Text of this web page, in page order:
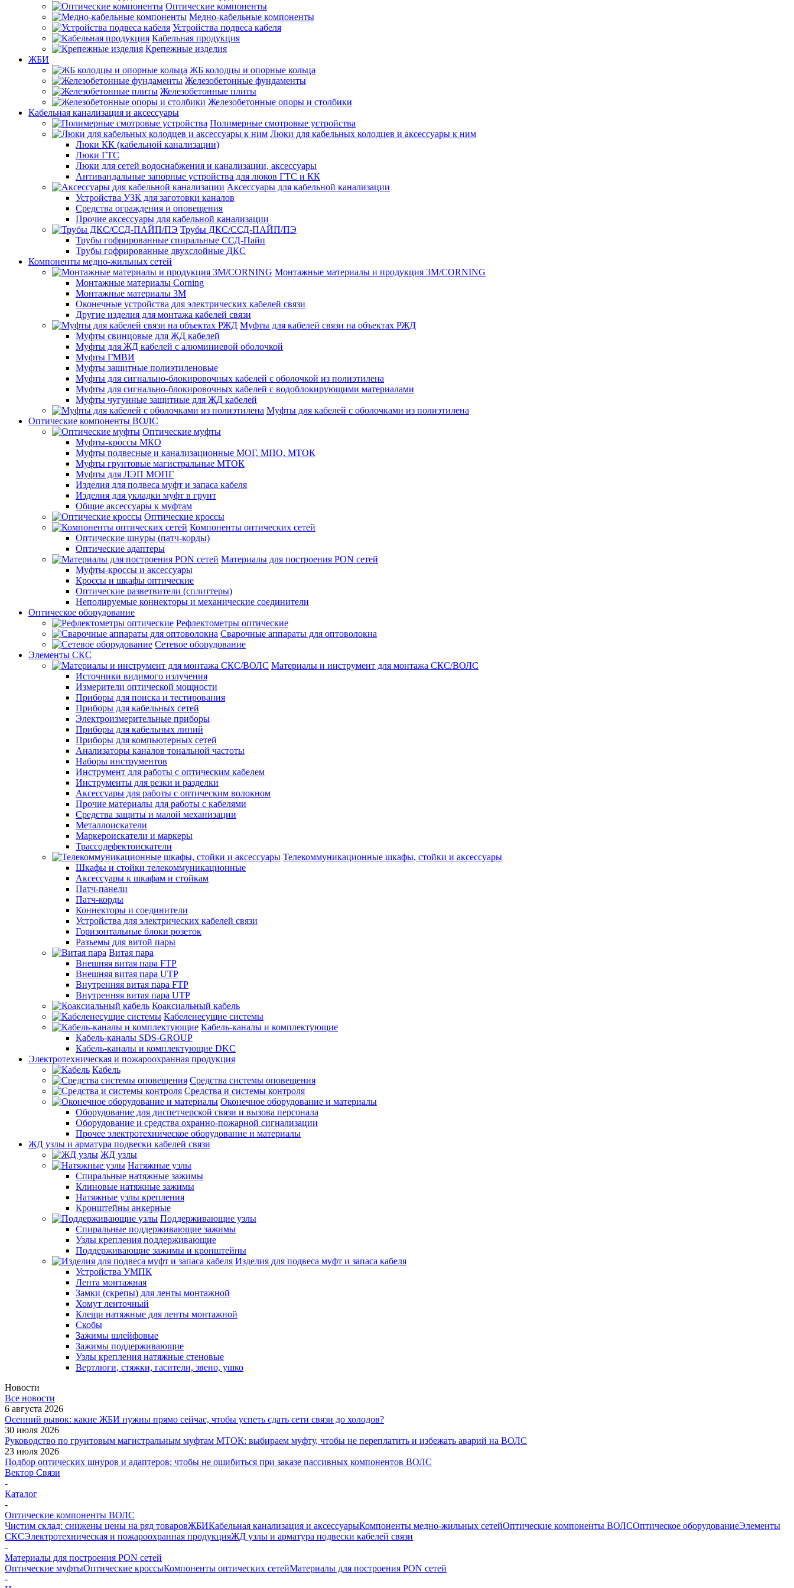
Оптические компоненты
Медно-кабельные компоненты
Устройства подвеса кабеля
Кабельная продукция
Крепежные изделия
ЖБИ
ЖБ колодцы и опорные кольца
Железобетонные фундаменты
Железобетонные плиты
Железобетонные опоры и столбики
Кабельная канализация и аксессуары
Полимерные смотровые устройства
Люки для кабельных колодцев и аксессуары к ним
Люки КК (кабельной канализации)
Люки ГТС
Люки для сетей водоснабжения и канализации, аксессуары
Антивандальные запорные устройства для люков ГТС и КК
Аксессуары для кабельной канализации
Устройства УЗК для заготовки каналов
Средства ограждения и оповещения
Прочие аксессуары для кабельной канализации
Трубы ДКС/ССД-ПАЙП/ПЭ
Трубы гофрированные спиральные ССД-Пайп
Трубы гофрированные двухслойные ДКС
Компоненты медно-жильных сетей
Монтажные материалы и продукция 3M/CORNING
Монтажные материалы Corning
Монтажные материалы 3M
Оконечные устройства для электрических кабелей связи
Другие изделия для монтажа кабелей связи
Муфты для кабелей связи на объектах РЖД
Муфты свинцовые для ЖД кабелей
Муфты для ЖД кабелей с алюминиевой оболочкой
Муфты ГМВИ
Муфты защитные полиэтиленовые
Муфты для сигнально-блокировочных кабелей с оболочкой из полиэтилена
Муфты для сигнально-блокировочных кабелей с водоблокирующими материалами
Муфты чугунные защитные для ЖД кабелей
Муфты для кабелей с оболочками из полиэтилена
Оптические компоненты ВОЛС
Оптические муфты
Муфты-кроссы МКО
Муфты подвесные и канализационные МОГ, МПО, МТОК
Муфты грунтовые магистральные МТОК
Муфты для ЛЭП МОПГ
Изделия для подвеса муфт и запаса кабеля
Изделия для укладки муфт в грунт
Общие аксессуары к муфтам
Оптические кроссы
Компоненты оптических сетей
Оптические шнуры (патч-корды)
Оптические адаптеры
Материалы для построения PON сетей
Муфты-кроссы и аксессуары
Кроссы и шкафы оптические
Оптические разветвители (сплиттеры)
Неполируемые коннекторы и механические соединители
Оптическое оборудование
Рефлектометры оптические
Сварочные аппараты для оптоволокна
Сетевое оборудование
Элементы СКС
Материалы и инструмент для монтажа СКС/ВОЛС
Источники видимого излучения
Измерители оптической мощности
Приборы для поиска и тестирования
Приборы для кабельных сетей
Электроизмерительные приборы
Приборы для кабельных линий
Приборы для компьютерных сетей
Анализаторы каналов тональной частоты
Наборы инструментов
Инструмент для работы с оптическим кабелем
Инструменты для резки и разделки
Аксессуары для работы с оптическим волокном
Прочие материалы для работы с кабелями
Средства защиты и малой механизации
Металлоискатели
Маркероискатели и маркеры
Трассодефектоискатели
Телекоммуникационные шкафы, стойки и аксессуары
Шкафы и стойки телекоммуникационные
Аксессуары к шкафам и стойкам
Патч-панели
Патч-корды
Коннекторы и соединители
Устройства для электрических кабелей связи
Горизонтальные блоки розеток
Разъемы для витой пары
Витая пара
Внешняя витая пара FTP
Внешняя витая пара UTP
Внутренняя витая пара FTP
Внутренняя витая пара UTP
Коаксиальный кабель
Кабеленесущие системы
Кабель-каналы и комплектующие
Кабель-каналы SDS-GROUP
Кабель-каналы и комплектующие DKC
Электротехническая и пожароохранная продукция
Кабель
Средства системы оповещения
Средства и системы контроля
Оконечное оборудование и материалы
Оборудование для диспетчерской связи и вызова персонала
Оборудование и средства охранно-пожарной сигнализации
Прочее электротехническое оборудование и материалы
ЖД узлы и арматура подвески кабелей связи
ЖД узлы
Натяжные узлы
Спиральные натяжные зажимы
Клиновые натяжные зажимы
Натяжные узлы крепления
Кронштейны анкерные
Поддерживающие узлы
Спиральные поддерживающие зажимы
Узлы крепления поддерживающие
Поддерживающие зажимы и кронштейны
Изделия для подвеса муфт и запаса кабеля
Устройства УМПК
Лента монтажная
Замки (скрепы) для ленты монтажной
Хомут ленточный
Клещи натяжные для ленты монтажной
Скобы
Зажимы шлейфовые
Зажимы поддерживающие
Узлы крепления натяжные стеновые
Вертлюги, стяжки, гасители, звено, ушко
Новости
Все новости
6 августа 2026
Осенний рывок: какие ЖБИ нужны прямо сейчас, чтобы успеть сдать сети связи до холодов?
30 июля 2026
Руководство по грунтовым магистральным муфтам МТОК: выбираем муфту, чтобы не переплатить и избежать аварий на ВОЛС
23 июля 2026
Подбор оптических шнуров и адаптеров: чтобы не ошибиться при заказе пассивных компонентов ВОЛС
Вектор Связи
-
Каталог
-
Оптические компоненты ВОЛС
Чистим склад: снижены цены на ряд товаровЖБИКабельная канализация и аксессуарыКомпоненты медно-жильных сетейОптические компоненты ВОЛСОптическое оборудованиеЭлементы
СКСЭлектротехническая и пожароохранная продукцияЖД узлы и арматура подвески кабелей связи
-
Материалы для построения PON сетей
Оптические муфтыОптические кроссыКомпоненты оптических сетейМатериалы для построения PON сетей
-